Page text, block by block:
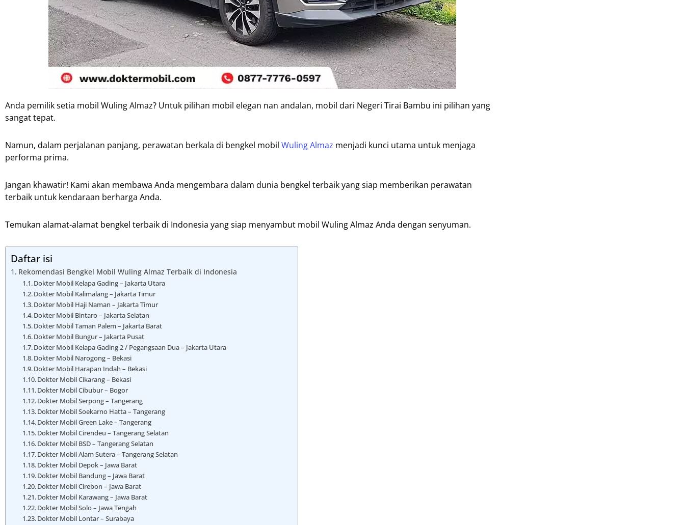
Anda pemilik setia mobil Wuling Almaz? Untuk pilihan mobil elegan nan andalan, mobil dari Negeri Tirai Bambu ini pilihan yang
sangat tepat.
Namun, dalam perjalanan panjang, perawatan berkala di bengkel mobil Wuling Almaz menjadi kunci utama untuk menjaga
performa prima.
Jangan khawatir! Kami akan membawa Anda mengembara dalam dunia bengkel terbaik yang siap memberikan perawatan
terbaik untuk kendaraan berharga Anda.
Temukan alamat-alamat bengkel terbaik di Indonesia yang siap menyambut mobil Wuling Almaz Anda dengan senyuman.
Daftar isi
Rekomendasi Bengkel Mobil Wuling Almaz Terbaik di Indonesia
Dokter Mobil Kelapa Gading – Jakarta Utara
Dokter Mobil Kalimalang – Jakarta Timur
Dokter Mobil Haji Naman – Jakarta Timur
Dokter Mobil Bintaro – Jakarta Selatan
Dokter Mobil Taman Palem – Jakarta Barat
Dokter Mobil Bungur – Jakarta Pusat
Dokter Mobil Kelapa Gading 2 / Pegangsaan Dua – Jakarta Utara
Dokter Mobil Narogong – Bekasi
Dokter Mobil Harapan Indah – Bekasi
Dokter Mobil Cikarang – Bekasi
Dokter Mobil Cibubur – Bogor
Dokter Mobil Serpong – Tangerang
Dokter Mobil Soekarno Hatta – Tangerang
Dokter Mobil Green Lake – Tangerang
Dokter Mobil Cirendeu – Tangerang Selatan
Dokter Mobil BSD – Tangerang Selatan
Dokter Mobil Alam Sutera – Tangerang Selatan
Dokter Mobil Depok – Jawa Barat
Dokter Mobil Bandung – Jawa Barat
Dokter Mobil Cirebon – Jawa Barat
Dokter Mobil Karawang – Jawa Barat
Dokter Mobil Solo – Jawa Tengah
Dokter Mobil Lontar – Surabaya